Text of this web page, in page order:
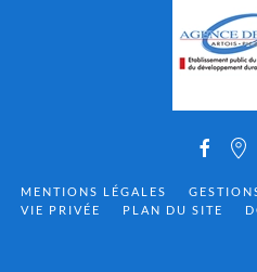
MENTIONS LÉGALES
VIE PRIVÉE
PLAN DU SITE